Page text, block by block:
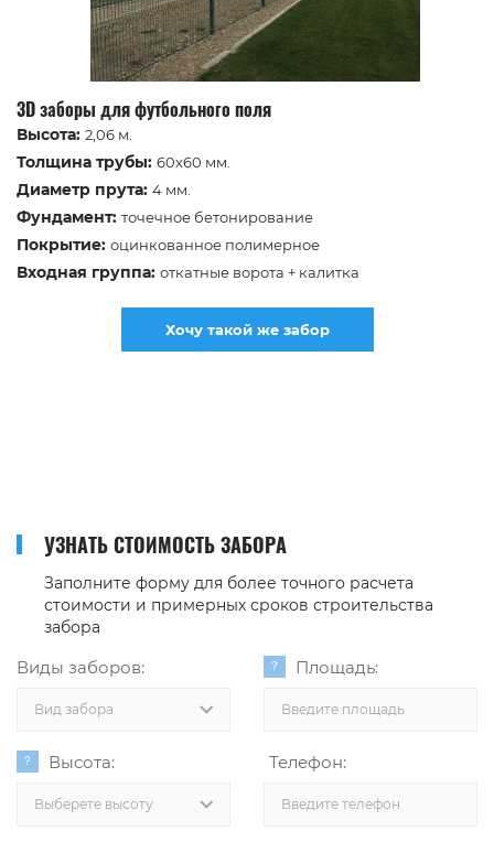
3D заборы для футбольного поля
Высота: 2,06 м.
Толщина трубы: 60х60 мм.
Диаметр прута: 4 мм.
Фундамент: точечное бетонирование
Покрытие: оцинкованное полимерное
Входная группа: откатные ворота + калитка
Хочу такой же забор
УЗНАТЬ СТОИМОСТЬ ЗАБОРА
Заполните форму для более точного расчета
стоимости и примерных сроков строительства
забора
Виды заборов:
Вид забора
Площадь:
Высота:
Выберете высоту
Телефон: